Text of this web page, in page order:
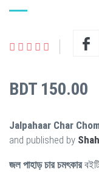
BDT 150.00
Jalpahaar Char
and published by
জল পাহাড় চার চমৎকার